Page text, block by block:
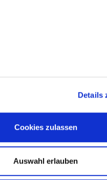
Details
Cookies zulassen
Auswahl erlauben
- 0